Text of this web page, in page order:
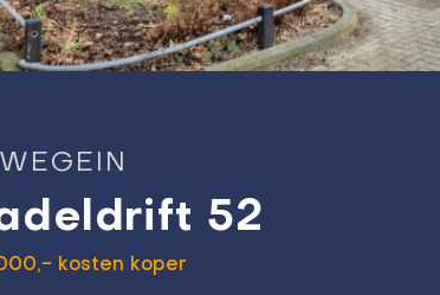
52
kosten koper